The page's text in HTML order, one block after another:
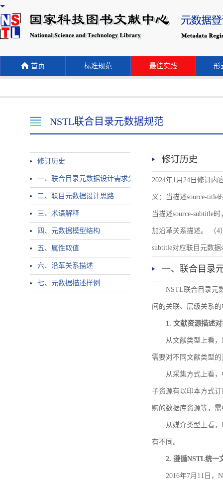
首页 标准规范 最佳实践 形
NSTL联合目录元数据规范
修订历史
一、联合目录元数据设计需求分析
二、联目元数据设计思路
三、术语解释
四、元数据模型结构
五、属性取值
六、沿革关系描述
七、元数据描述样例
修订历史
2024年1月24日修订内
义：当描述source-title
当描述source-subtitle
加沿革关系描述。 （4
subtitle对应联目元数据
一、联合目录
NSTL联合目录元
间的关联、层级关系
1. 文献资源描述
从文献类型上看
需要对不同文献类型
从采集方式上看
子资源有以印本方式
购的数据库资源等，
从媒介类型上看
有不同。
2. 遵循NSTL统一
2016年7月11日，